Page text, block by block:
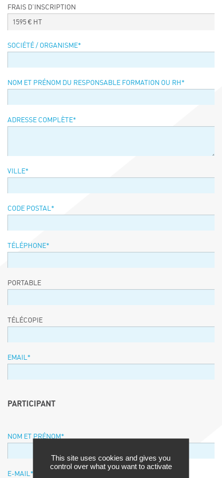
Événements
FRENCH-CHINESE CONFERENCE ON GREEN
FRAIS D’INSCRIPTION
1595 € HT
SOCIÉTÉ / ORGANISME*
NOM ET PRÉNOM DU RESPONSABLE FORMATION OU RH *
ADRESSE COMPLÈTE*
VILLE*
CODE POSTAL*
TÉLÉPHONE*
PORTABLE
TÉLÉCOPIE
EMAIL *
PARTICIPANT
NOM ET PRÉNOM *
E-MAIL *
This site uses cookies and gives you
control over what you want to activate